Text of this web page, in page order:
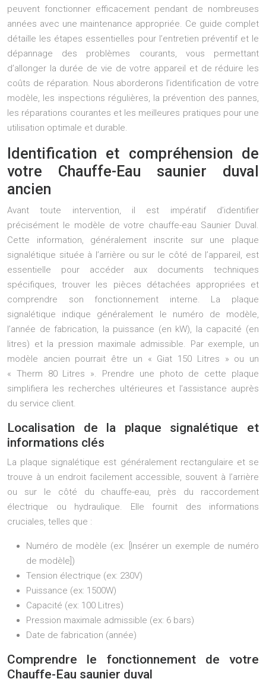
peuvent fonctionner efficacement pendant de nombreuses
années avec une maintenance appropriée. Ce guide complet
détaille les étapes essentielles pour l’entretien préventif et le
dépannage des problèmes courants, vous permettant
d’allonger la durée de vie de votre appareil et de réduire les
coûts de réparation. Nous aborderons l’identification de votre
modèle, les inspections régulières, la prévention des pannes,
les réparations courantes et les meilleures pratiques pour une
utilisation optimale et durable.
Identification et compréhension de
votre Chauffe-Eau saunier duval
ancien
Avant toute intervention, il est impératif d’identifier
précisément le modèle de votre chauffe-eau Saunier Duval.
Cette information, généralement inscrite sur une plaque
signalétique située à l’arrière ou sur le côté de l’appareil, est
essentielle pour accéder aux documents techniques
spécifiques, trouver les pièces détachées appropriées et
comprendre son fonctionnement interne. La plaque
signalétique indique généralement le numéro de modèle,
l’année de fabrication, la puissance (en kW), la capacité (en
litres) et la pression maximale admissible. Par exemple, un
modèle ancien pourrait être un « Giat 150 Litres » ou un
« Therm 80 Litres ». Prendre une photo de cette plaque
simplifiera les recherches ultérieures et l’assistance auprès
du service client.
Localisation de la plaque signalétique et
informations clés
La plaque signalétique est généralement rectangulaire et se
trouve à un endroit facilement accessible, souvent à l’arrière
ou sur le côté du chauffe-eau, près du raccordement
électrique ou hydraulique. Elle fournit des informations
cruciales, telles que :
Numéro de modèle (ex: [Insérer un exemple de numéro
de modèle])
Tension électrique (ex: 230V)
Puissance (ex: 1500W)
Capacité (ex: 100 Litres)
Pression maximale admissible (ex: 6 bars)
Date de fabrication (année)
Comprendre le fonctionnement de votre
Chauffe-Eau saunier duval